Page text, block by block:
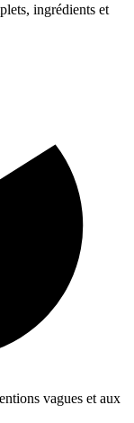
ingrédients et
vagues et aux